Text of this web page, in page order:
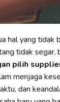
hal yang tidak
tidak segar,
pilih
menjaga
dan